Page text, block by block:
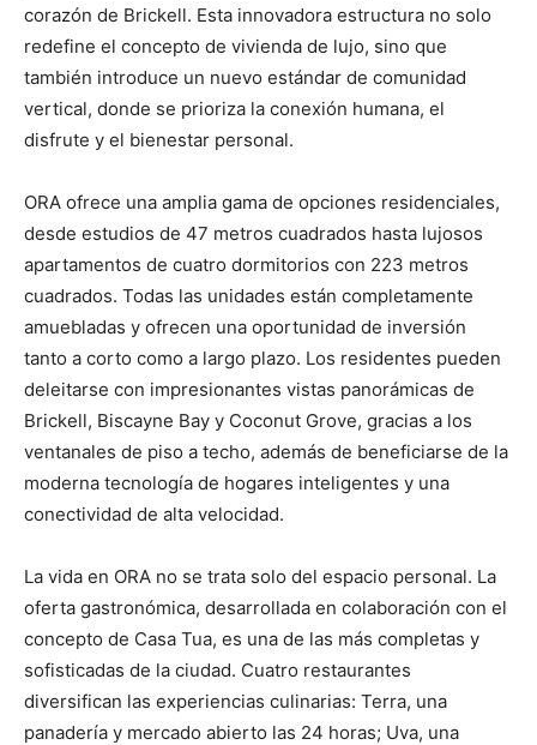
corazón de Brickell. Esta innovadora estructura no solo
redefine el concepto de vivienda de lujo, sino que
también introduce un nuevo estándar de comunidad
vertical, donde se prioriza la conexión humana, el
disfrute y el bienestar personal.
ORA ofrece una amplia gama de opciones residenciales,
desde estudios de 47 metros cuadrados hasta lujosos
apartamentos de cuatro dormitorios con 223 metros
cuadrados. Todas las unidades están completamente
amuebladas y ofrecen una oportunidad de inversión
tanto a corto como a largo plazo. Los residentes pueden
deleitarse con impresionantes vistas panorámicas de
Brickell, Biscayne Bay y Coconut Grove, gracias a los
ventanales de piso a techo, además de beneficiarse de la
moderna tecnología de hogares inteligentes y una
conectividad de alta velocidad.
La vida en ORA no se trata solo del espacio personal. La
oferta gastronómica, desarrollada en colaboración con el
concepto de Casa Tua, es una de las más completas y
sofisticadas de la ciudad. Cuatro restaurantes
diversifican las experiencias culinarias: Terra, una
panadería y mercado abierto las 24 horas; Uva, una